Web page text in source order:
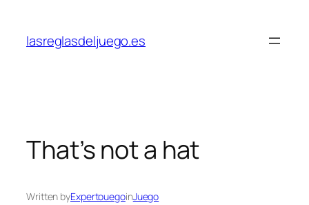
content
lasreglasdeljuego.es
That’s not a hat
Written byExpertouegoinJuego